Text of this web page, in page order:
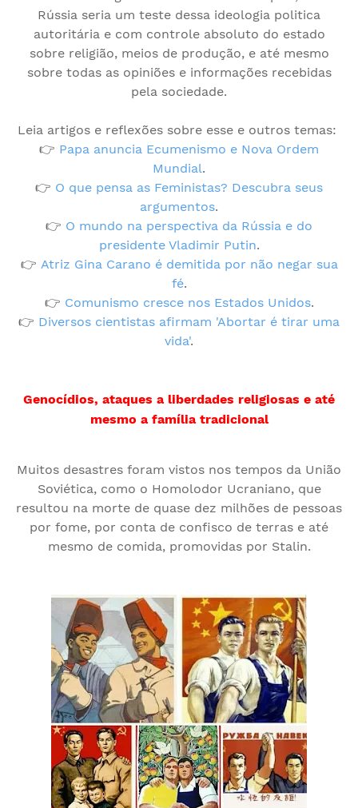
Rússia seria um teste dessa ideologia politica
autoritária e com controle absoluto do estado
sobre religião, meios de produção, e até mesmo
sobre todas as opiniões e informações recebidas
pela sociedade.
Leia artigos e reflexões sobre esse e outros temas:
👉 Papa anuncia Ecumenismo e Nova Ordem
Mundial.
👉 O que pensa as Feministas? Descubra seus
argumentos.
👉 O mundo na perspectiva da Rússia e do
presidente Vladimir Putin.
👉 Atriz Gina Carano é demitida por não negar sua
fé.
👉 Comunismo cresce nos Estados Unidos.
👉 Diversos cientistas afirmam 'Abortar é tirar uma
vida'.
Genocídios, ataques a liberdades religiosas e até
mesmo a família tradicional
Muitos desastres foram vistos nos tempos da União
Soviética, como o Homolodor Ucraniano, que
resultou na morte de quase dez milhões de pessoas
por fome, por conta de confisco de terras e até
mesmo de comida, promovidas por Stalin.